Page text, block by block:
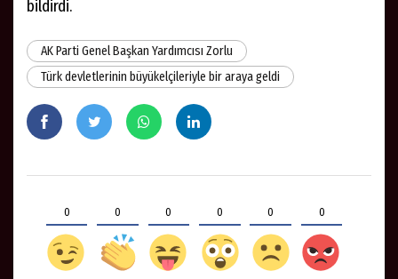
Erdoğan'ın ortaya koyduğu vizyonda ifade ettiği
üzere, önümüzdeki dönemi Türk dünyası yüzyılı
yapmak için tüm gücümüzle hep birlikte
çalışacağımıza yürekten inanıyoruz."
Zorlu, Türk Devletleri Teşkilatı Olağan Zirvesi'nin, bu
bildirdi.
AK Parti Genel Başkan Yardımcısı Zorlu